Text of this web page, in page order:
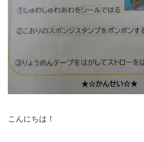
こんにちは！